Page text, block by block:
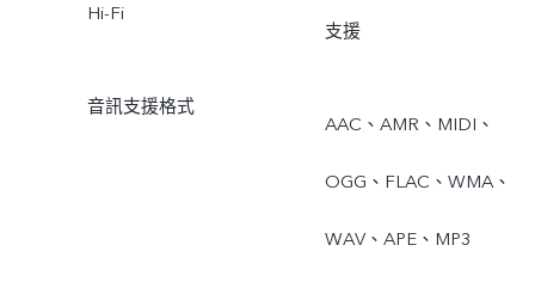
Hi-Fi
支援
音訊支援格式
AAC、AMR、MIDI、
OGG、FLAC、WMA、
WAV、APE、MP3